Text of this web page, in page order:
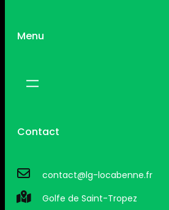
Menu
Contact
contact@lg-locabenne.fr
Golfe de Saint-Tropez